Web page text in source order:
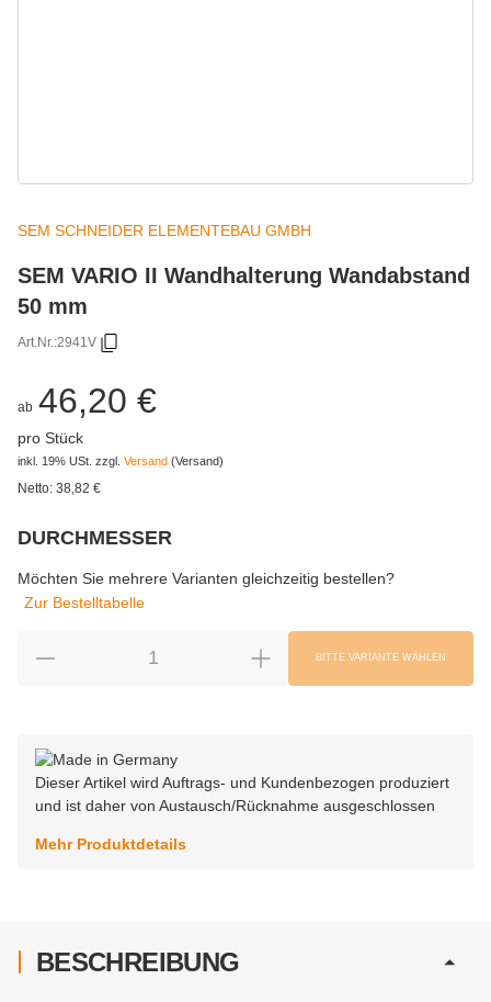
SEM SCHNEIDER ELEMENTEBAU GMBH
SEM VARIO II Wandhalterung Wandabstand
50 mm
Art.Nr.:2941V
ab 46,20 €
pro Stück
inkl. 19% USt. zzgl. Versand (Versand)
Netto: 38,82 €
DURCHMESSER
Möchten Sie mehrere Varianten gleichzeitig bestellen?
Zur Bestelltabelle
BITTE VARIANTE WÄHLEN
Dieser Artikel wird Auftrags- und Kundenbezogen produziert
und ist daher von Austausch/Rücknahme ausgeschlossen
Mehr Produktdetails
BESCHREIBUNG